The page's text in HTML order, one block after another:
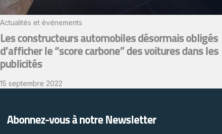
Actualités et événements
Les constructeurs automobiles désormais obligés
d’afficher le “score carbone” des voitures dans les
publicités
15 septembre 2022
Abonnez-vous à notre Newsletter